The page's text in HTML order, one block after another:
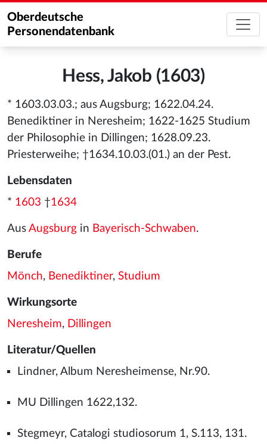
Oberdeutsche
Personendatenbank
Hess, Jakob (1603)
* 1603.03.03.; aus Augsburg; 1622.04.24.
Benediktiner in Neresheim; 1622-1625 Studium
der Philosophie in Dillingen; 1628.09.23.
Priesterweihe; †1634.10.03.(01.) an der Pest.
Lebensdaten
* 1603 †1634
Aus Augsburg in Bayerisch-Schwaben.
Berufe
Mönch, Benediktiner, Studium
Wirkungsorte
Neresheim, Dillingen
Literatur/Quellen
Lindner, Album Neresheimense, Nr.90.
MU Dillingen 1622,132.
Stegmeyr, Catalogi studiosorum 1, S.113, 131.